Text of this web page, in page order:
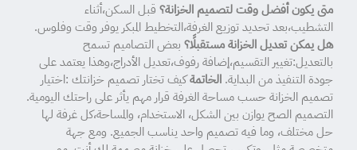
متى يكون أفضل وقت لتصميم الخزانة؟ قبل السكن،أثناء
التشطيب،بعد تحديد توزيع الغرفة،التخطيط المبكر يوفر وقت وفلوس.
هل يمكن تعديل الخزانة مستقبلًا؟ بعض التصاميم تسمح
بالتعديل:تغيير التقسيم،إضافة رفوف،تعديل الأدراج،وهذا يعتمد على
جودة التنفيذ من البداية. الخاتمةكيف تختار تصميم خزانتك :اختيار
تصميم الخزانة حسب مساحة الغرفة قرار مهم يأثر على راحتك اليومية.
التصميم الصح يوازن بين الشكل، الاستخدام، والمساحة،كل غرفة لها
حل مختلف، وما فيه تصميم واحد يناسب الجميع. ومع جهة